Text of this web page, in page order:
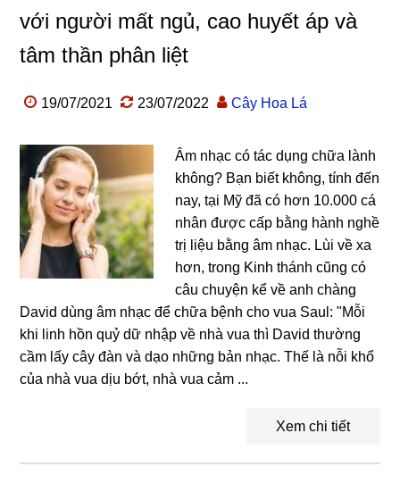
với người mất ngủ, cao huyết áp và
tâm thần phân liệt
19/07/2021 23/07/2022 Cây Hoa Lá
Âm nhạc có tác dụng chữa lành
không? Bạn biết không, tính đến
nay, tại Mỹ đã có hơn 10.000 cá
nhân được cấp bằng hành nghề
trị liệu bằng âm nhạc. Lùi về xa
hơn, trong Kinh thánh cũng có
câu chuyện kể về anh chàng
David dùng âm nhạc để chữa bệnh cho vua Saul: "Mỗi
khi linh hồn quỷ dữ nhập về nhà vua thì David thường
cầm lấy cây đàn và dạo những bản nhạc. Thế là nỗi khổ
của nhà vua dịu bớt, nhà vua cảm ...
Xem chi tiết